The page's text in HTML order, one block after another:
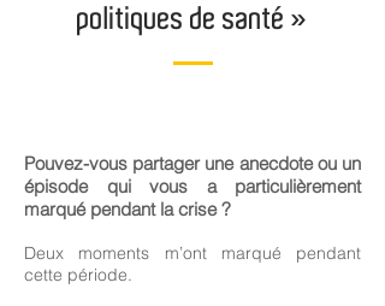
politiques de santé »
Pouvez-vous partager une anecdote ou un
épisode qui vous a particulièrement
marqué pendant la crise ?
Deux moments m’ont marqué pendant
cette période.